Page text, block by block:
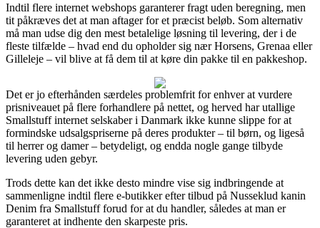
Indtil flere internet webshops garanterer fragt uden beregning, men
tit påkræves det at man aftager for et præcist beløb. Som alternativ
må man udse dig den mest betalelige løsning til levering, der i de
fleste tilfælde – hvad end du opholder sig nær Horsens, Grenaa eller
Gilleleje – vil blive at få dem til at køre din pakke til en pakkeshop.
Det er jo efterhånden særdeles problemfrit for enhver at vurdere
prisniveauet på flere forhandlere på nettet, og herved har utallige
Smallstuff internet selskaber i Danmark ikke kunne slippe for at
formindske udsalgspriserne på deres produkter – til børn, og ligeså
til herrer og damer – betydeligt, og endda nogle gange tilbyde
levering uden gebyr.
Trods dette kan det ikke desto mindre vise sig indbringende at
sammenligne indtil flere e-butikker efter tilbud på Nusseklud kanin
Denim fra Smallstuff forud for at du handler, således at man er
garanteret at indhente den skarpeste pris.